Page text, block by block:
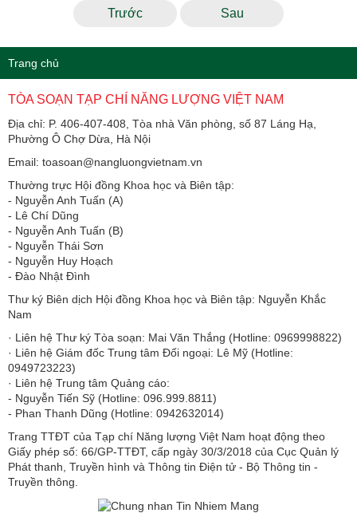
Trước Sau
Trang chủ
TÒA SOẠN TẠP CHÍ NĂNG LƯỢNG VIỆT NAM
Địa chỉ: P. 406-407-408, Tòa nhà Văn phòng, số 87 Láng Hạ,
Phường Ô Chợ Dừa, Hà Nội
Email: toasoan@nangluongvietnam.vn
Thường trực Hội đồng Khoa học và Biên tập:
​​​​​​- Nguyễn Anh Tuấn (A)
- Lê Chí Dũng
- Nguyễn Anh Tuấn (B)
- Nguyễn Thái Sơn
- Nguyễn Huy Hoạch
- Đào Nhật Đình
Thư ký Biên dịch Hội đồng Khoa học và Biên tập: Nguyễn Khắc
Nam
· Liên hệ Thư ký Tòa soạn: Mai Văn Thắng (Hotline: 0969998822)
· Liên hệ Giám đốc Trung tâm Đối ngoại: Lê Mỹ (Hotline:
0949723223)
· Liên hệ Trung tâm Quảng cáo:
- Nguyễn Tiến Sỹ (Hotline: 096.999.8811)
- Phan Thanh Dũng (Hotline: 0942632014)
Trang TTĐT của Tạp chí Năng lượng Việt Nam hoạt động theo
Giấy phép số: 66/GP-TTĐT, cấp ngày 30/3/2018 của Cục Quản lý
Phát thanh, Truyền hình và Thông tin Điện tử - Bộ Thông tin -
Truyền thông.